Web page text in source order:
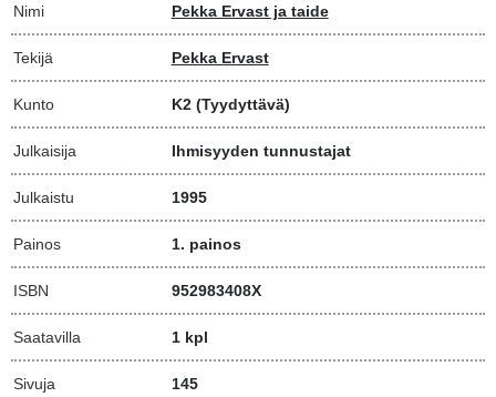
Nimi Pekka Ervast ja taide
Tekijä Pekka Ervast
Kunto K2 (Tyydyttävä)
Julkaisija Ihmisyyden tunnustajat
Julkaistu 1995
Painos 1. painos
ISBN 952983408X
Saatavilla 1 kpl
Sivuja 145